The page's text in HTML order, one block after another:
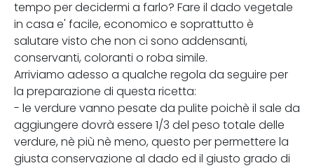
tempo per decidermi a farlo? Fare il dado vegetale
in casa e' facile, economico e soprattutto è
salutare visto che non ci sono addensanti,
conservanti, coloranti o roba simile.
Arriviamo adesso a qualche regola da seguire per
la preparazione di questa ricetta:
- le verdure vanno pesate da pulite poichè il sale da
aggiungere dovrà essere 1/3 del peso totale delle
verdure, nè più nè meno, questo per permettere la
giusta conservazione al dado ed il giusto grado di